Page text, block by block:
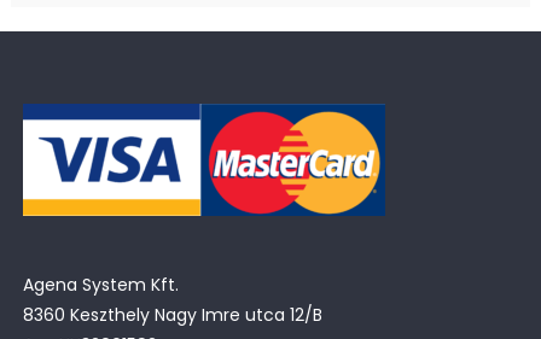
Agena System Kft.
8360 Keszthely Nagy Imre utca 12/B